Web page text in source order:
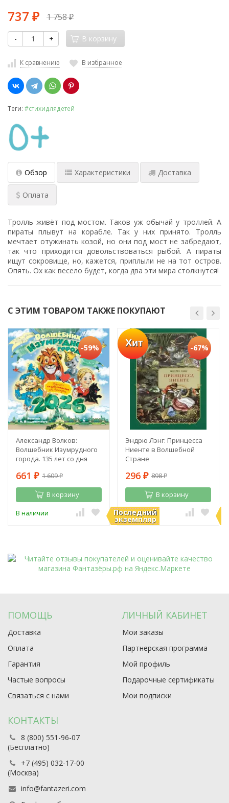
737 ₽ 1 758₽
- + В корзину
К сравнению В избранное
Теги: #стихидлядетей
Обзор Характеристики Доставка
Оплата
Тролль живёт под мостом. Таков уж обычай у троллей. А
пираты плывут на корабле. Так у них принято. Тролль
мечтает отужинать козой, но они под мост не забредают,
так что приходится довольствоваться рыбой. А пираты
ищут сокровище, но, кажется, приплыли не на тот остров.
Опять. Ох как весело будет, когда два эти мира столкнутся!
С ЭТИМ ТОВАРОМ ТАКЖЕ ПОКУПАЮТ
-59%
Александр Волков:
Волшебник Изумрудного
города. 135 лет со дня
661 ₽ 1 609₽
В корзину
В наличии
Хит
Последний
экземпляр
-67%
Эндрю Лэнг: Принцесса
Ниенте в Волшебной
Стране
296 ₽ 898₽
В корзину
В наличии
ПОМОЩЬ
Доставка
Оплата
Гарантия
Частые вопросы
Связаться с нами
ЛИЧНЫЙ КАБИНЕТ
Мои заказы
Партнерская программа
Мой профиль
Подарочные сертификаты
Мои подписки
КОНТАКТЫ
8 (800) 551-96-07
(Бесплатно)
+7 (495) 032-17-00
(Москва)
info@fantazeri.com